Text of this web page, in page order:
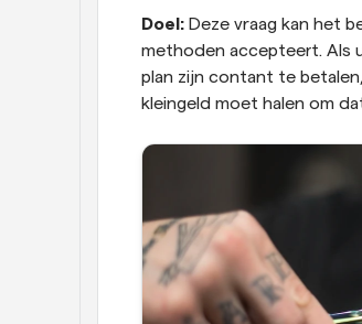
Doel: Deze vraag kan het
methoden accepteert. Als
plan zijn contant te
kleingeld moet halen om